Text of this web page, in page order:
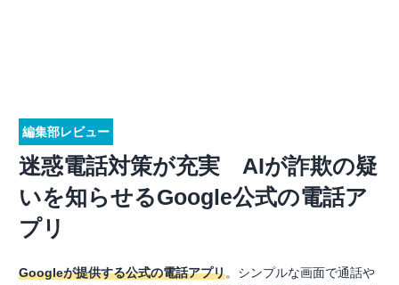
編集部レビュー
迷惑電話対策が充実 AIが詐欺の疑
いを知らせるGoogle公式の電話ア
プリ
Googleが提供する公式の電話アプリ。シンプルな画面で通話や